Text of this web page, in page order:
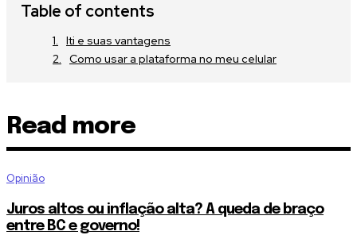
Table of contents
Iti e suas vantagens
Como usar a plataforma no meu celular
Read more
Opinião
Juros altos ou inflação alta? A queda de braço
entre BC e governo!